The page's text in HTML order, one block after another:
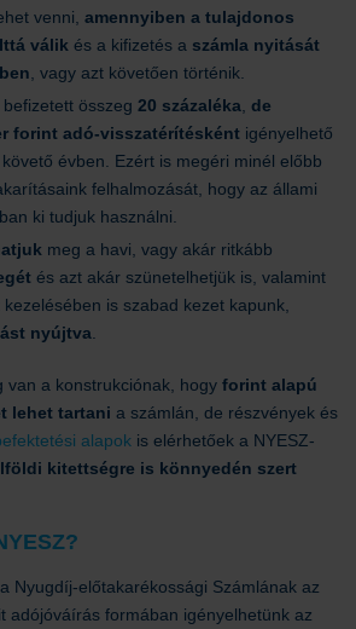
venni, amennyiben a tulajdonos
válik és a kifizetés a számla nyitását
, vagy azt követően történik.
összeg 20 százaléka de
forint adó-visszatérítésként igényelhető
évben. Ezért is megéri minél előbb
felhalmozását, hogy az állami
ki tudjuk használni.
meg a havi, vagy akár ritkább
és azt akár szünetelhetjük is, valamint
is szabad kezet kapunk,
nyújtva
van a konstrukciónak, hogy forint alapú
lehet tartani a számlán, de részvények és
alapok is elérhetőek a NYESZ-
kitettségre is könnyedén szert
Nyugdíj-előtakarékossági Számlának az
adójóváírás formában igényelhetünk az